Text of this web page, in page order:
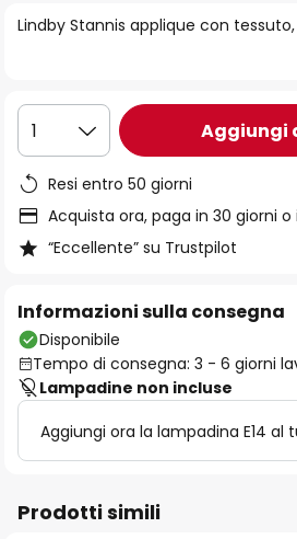
immagini
Lindby Stannis applique con
1 Aggiungi
Resi entro 50 giorni
Acquista ora, paga in 30 giorni
“Eccellente” su Trustpilot
Informazioni sulla consegna
Disponibile
Tempo di consegna: 3 - 6 giorni
Lampadine non incluse
Aggiungi ora la lampadina E14 al
Prodotti simili